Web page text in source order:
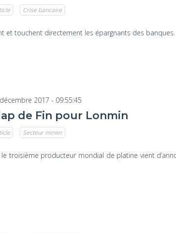
Crise bancaire
et touchent directement les épargnants des banques.
2017 - 09:55:45
de Fin pour Lonmin
Secteur minier
troisième producteur mondial de platine vient